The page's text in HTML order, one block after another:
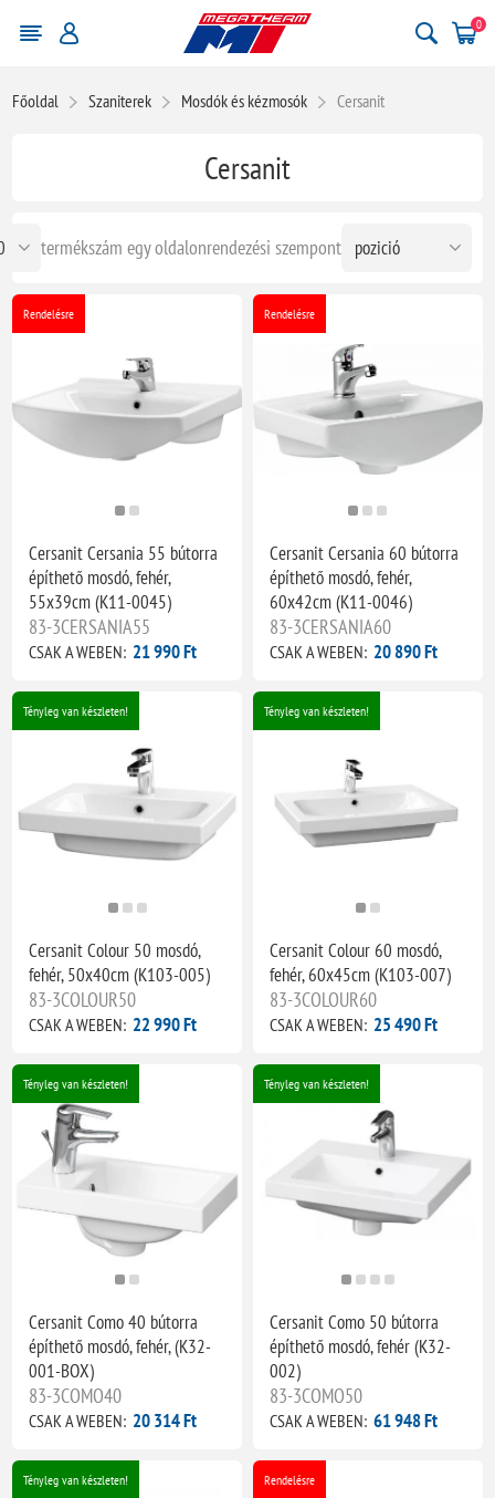
0
Főoldal Szaniterek Mosdók és kézmosók Cersanit
Cersanit
rendezési szempont
termékszám egy oldalon
Rendelésre
Cersanit Cersania 55 bútorra
építhető mosdó, fehér,
55x39cm (K11-0045)
83-3CERSANIA55
CSAK A WEBEN: 21 990 Ft
Rendelésre
Cersanit Cersania 60 bútorra
építhető mosdó, fehér,
60x42cm (K11-0046)
83-3CERSANIA60
CSAK A WEBEN: 20 890 Ft
Tényleg van készleten!
Cersanit Colour 50 mosdó,
fehér, 50x40cm (K103-005)
83-3COLOUR50
CSAK A WEBEN: 22 990 Ft
Tényleg van készleten!
Cersanit Colour 60 mosdó,
fehér, 60x45cm (K103-007)
83-3COLOUR60
CSAK A WEBEN: 25 490 Ft
Tényleg van készleten!
Cersanit Como 40 bútorra
építhető mosdó, fehér, (K32-
001-BOX)
83-3COMO40
CSAK A WEBEN: 20 314 Ft
Tényleg van készleten!
Cersanit Como 50 bútorra
építhető mosdó, fehér (K32-
002)
83-3COMO50
CSAK A WEBEN: 61 948 Ft
Tényleg van készleten! Rendelésre